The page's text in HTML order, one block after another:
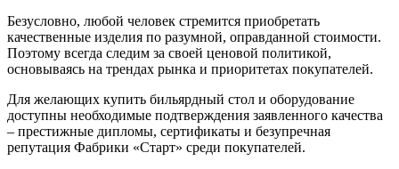
Безусловно, любой человек стремится приобретать
качественные изделия по разумной, оправданной стоимости.
Поэтому всегда следим за своей ценовой политикой,
основываясь на трендах рынка и приоритетах покупателей.
Для желающих купить бильярдный стол и оборудование
доступны необходимые подтверждения заявленного качества
– престижные дипломы, сертификаты и безупречная
репутация Фабрики «Старт» среди покупателей.